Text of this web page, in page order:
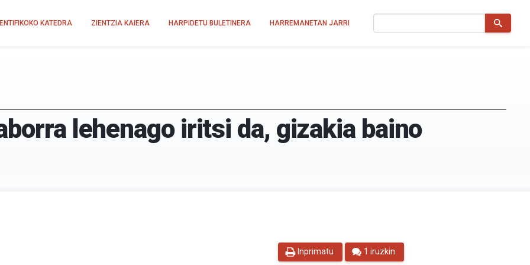
KATEDRA ZIENTZIA KAIERA HARPIDETU BULETINERA HARREMANETAN JARRI
lehenago iritsi da, gizakia baino
Inprimatu 1 iruzkin